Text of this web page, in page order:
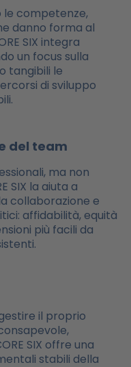
competenze,
danno forma al
SIX integra
un focus sulla
tangibili le
di sviluppo
del team
ma non
SIX la aiuta a
collaborazione e
affidabilità, equità
più facili da
il proprio
SIX offre una
stabili della